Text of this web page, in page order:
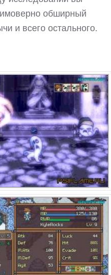
обширный
и всего остального.